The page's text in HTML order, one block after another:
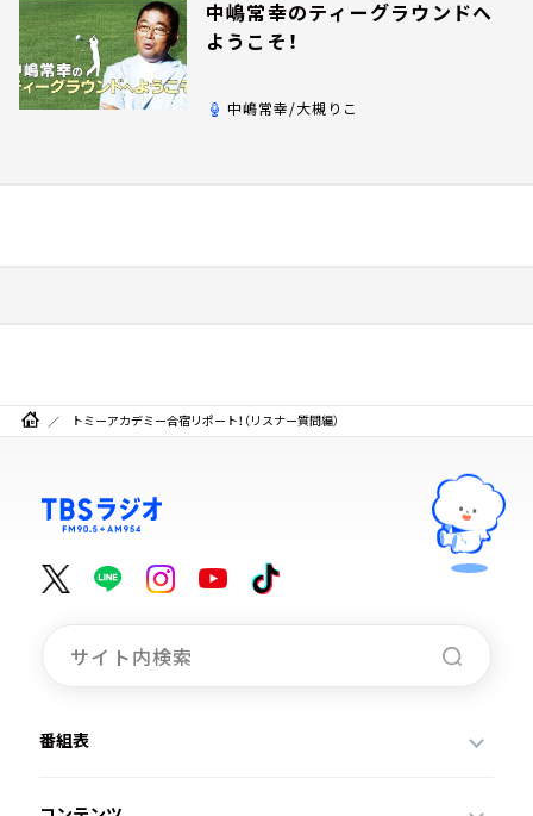
中嶋常幸のティーグラウンドへ
ようこそ！
中嶋常幸/大槻りこ
トミーアカデミー合宿リポート！（リスナー質問編）
番組表